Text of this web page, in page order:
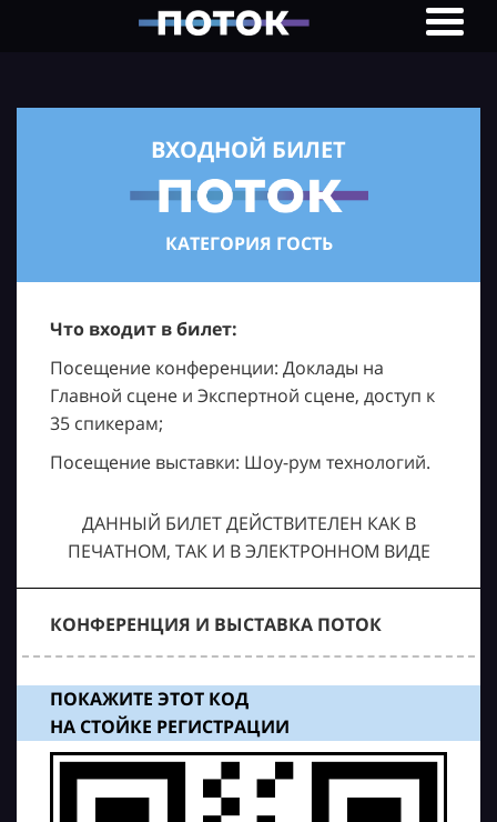
ВХОДНОЙ БИЛЕТ
КАТЕГОРИЯ ГОСТЬ
Что входит в билет:
Посещение конференции: Доклады на
Главной сцене и Экспертной сцене, доступ к
35 спикерам;
Посещение выставки: Шоу-рум технологий.
ДАННЫЙ БИЛЕТ ДЕЙСТВИТЕЛЕН КАК В
ПЕЧАТНОМ, ТАК И В ЭЛЕКТРОННОМ ВИДЕ
КОНФЕРЕНЦИЯ И ВЫСТАВКА ПОТОК
ПОКАЖИТЕ ЭТОТ КОД
НА СТОЙКЕ РЕГИСТРАЦИИ